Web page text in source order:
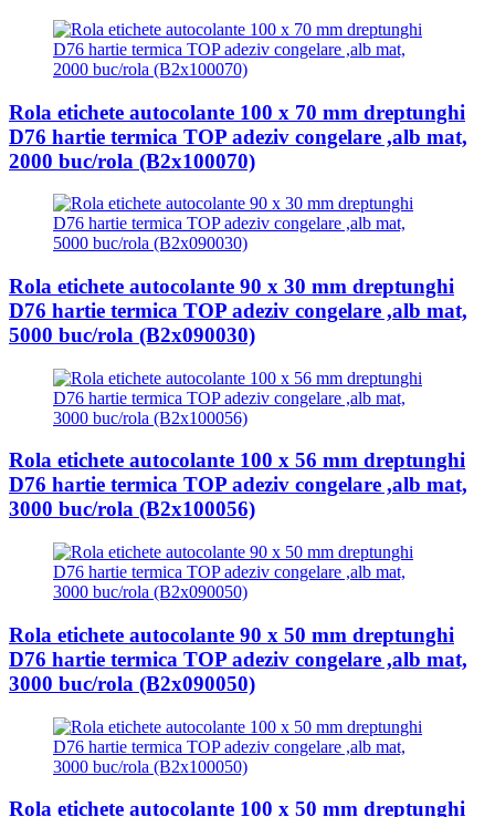
Rola etichete autocolante 100 x 70 mm dreptunghi
D76 hartie termica TOP adeziv congelare ,alb mat,
2000 buc/rola (B2x100070)
Rola etichete autocolante 90 x 30 mm dreptunghi
D76 hartie termica TOP adeziv congelare ,alb mat,
5000 buc/rola (B2x090030)
Rola etichete autocolante 100 x 56 mm dreptunghi
D76 hartie termica TOP adeziv congelare ,alb mat,
3000 buc/rola (B2x100056)
Rola etichete autocolante 90 x 50 mm dreptunghi
D76 hartie termica TOP adeziv congelare ,alb mat,
3000 buc/rola (B2x090050)
Rola etichete autocolante 100 x 50 mm dreptunghi